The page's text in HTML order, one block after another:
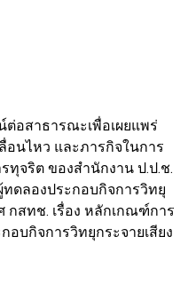
ต่อสาธารณะเพื่อเผยแพร่
อนไหว และภารกิจในการ
ทุจริต ของสำนักงาน ป.ป.ช.
ดลองประกอบกิจการวิทยุ
กสทช. เรื่อง หลักเกณฑ์การ
บกิจการวิทยุกระจายเสียง